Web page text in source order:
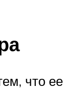
что ее